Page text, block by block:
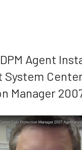
Agent
Manager